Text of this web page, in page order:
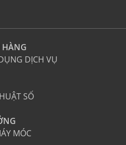
HÀNG
DỊCH VỤ
SỐ
MÓC